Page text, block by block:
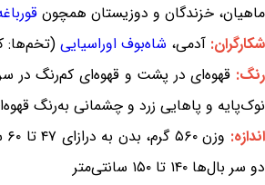
ماهیان، خزندگان و دوزیستان همچون
شکارگران: آدمی، شاه‌بوف اوراسیایی (تخم‌ها:
رنگ: قهوه‌ای در پشت و قهوه‌ای کم‌رنگ در
نوک‌پایه و پاهایی زرد و چشمانی به‌رنگ
اندازه:
دو سر بال‌ها ۱۴۰ تا ۱۵۰ سانتی‌متر